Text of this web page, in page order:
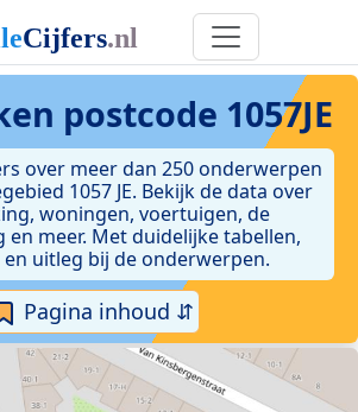
postcode 1057JE
over meer dan 250 onderwerpen
1057 JE. Bekijk de data over
woningen, voertuigen, de
en meer. Met duidelijke tabellen,
uitleg bij de onderwerpen.
Pagina inhoud ⇵